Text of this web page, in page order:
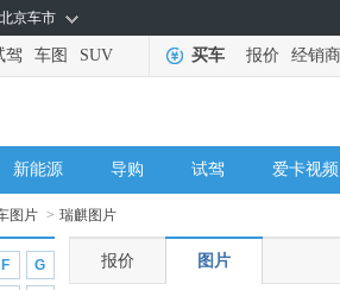
北京车市
驾 车图 SUV 买车 报价 经销商
新能源 导购 试驾 爱卡视频
图片 > 瑞麒图片
F G 报价 图片